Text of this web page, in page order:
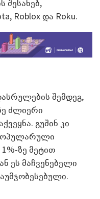
შესახებ,
Roblox და Roku.
შემდეგ,
ძლიერი
გუშინ კი
ზე მეტით
ეს მაჩვენებელი